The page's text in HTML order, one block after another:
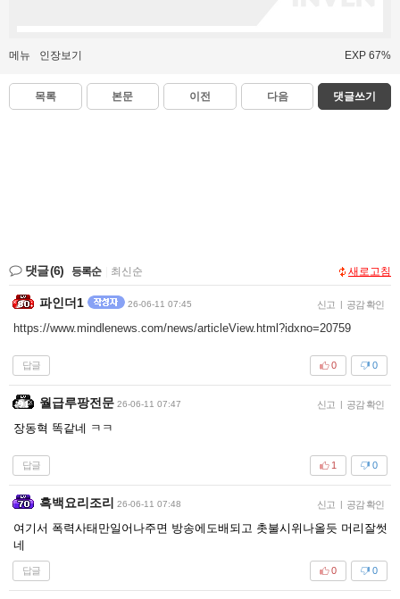
메뉴 인장보기 EXP 67%
목록 본문 이전 다음 댓글쓰기
댓글(6) 등록순 최신순 새로고침
파인더1 26-06-11 07:45 신고 | 공감 확인
https://www.mindlenews.com/news/articleView.html?idxno=20759
답글 0
0
월급루팡전문 26-06-11 07:47 신고 | 공감 확인
장동혁 똑같네 ㅋㅋ
답글 0
1
흑백요리조리 26-06-11 07:48 신고 | 공감 확인
여기서 폭력사태만일어나주면 방송에도배되고 촛불시위나올듯 머리잘썻
네
답글 0
0